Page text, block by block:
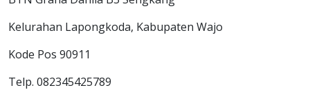
Kelurahan Lapongkoda, Kabupaten Wajo
Kode Pos 90911
Telp. 082345425789